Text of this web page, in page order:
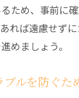
ため、事前に
れば遠慮せず
めましょう。
ルを防ぐた